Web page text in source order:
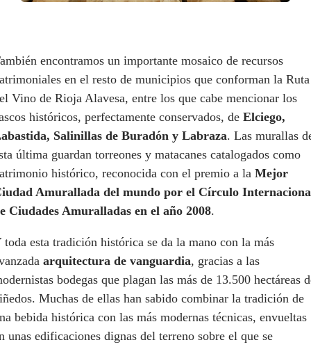
encontramos un importante mosaico de recursos
en el resto de municipios que conforman la Ruta
Vino de Rioja Alavesa, entre los que cabe mencionar los
históricos, perfectamente conservados, de Elciego,
Salinillas de Buradón y Labraza. Las murallas
última guardan torreones y matacanes catalogados como
histórico, reconocida con el premio a la Mejor
Amurallada del mundo por el Círculo
Ciudades Amuralladas en el año 2008.
toda esta tradición histórica se da la mano con la más
arquitectura de vanguardia, gracias a las
bodegas que plagan las más de 13.500 hectáreas
Muchas de ellas han sabido combinar la tradición de
bebida histórica con las más modernas técnicas, envueltas
unas edificaciones dignas del terreno sobre el que se